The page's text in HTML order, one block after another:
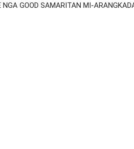
NGA GOOD SAMARITAN MI-